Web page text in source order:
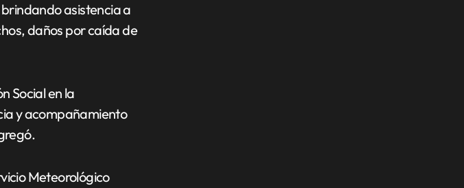
asistencia a
daños por caída de
Social en la
y acompañamiento
Meteorológico